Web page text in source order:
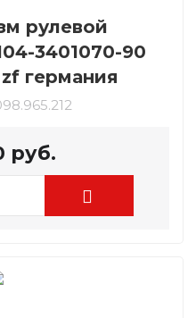
рулевой
3401070-90
германия
руб.